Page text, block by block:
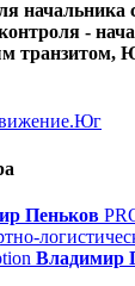
начальника
-
транзитом,
Пеньков
Владимир